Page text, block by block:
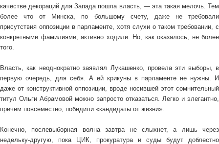
качестве декораций для Запада пошла власть, — эта такая мелочь. Тем
более что от Минска, по большому счету, даже не требовали
присутствия оппозиции в парламенте, хотя слухи о таком требовании, с
конкретными фамилиями, активно ходили. Но, как оказалось, не более
того.
Власть, как неоднократно заявлял Лукашенко, провела эти выборы, в
первую очередь, для себя. А ей крикуны в парламенте не нужны. И
даже от конструктивной оппозиции, вроде носившей этот сомнительный
титул Ольги Абрамовой можно запросто отказаться. Легко и элегантно,
причем повсеместно, победили «кандидаты от жизни».
Конечно, послевыборная волна завтра не слыхнет, а лишь через
недельку-другую, пока ЦИК, прокуратура и суды будут доблестно